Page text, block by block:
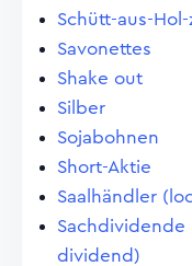
Schütt-aus-
Savonettes
Shake out
Silber
Sojabohnen
Short-Aktie
Saalhändler
dividend)